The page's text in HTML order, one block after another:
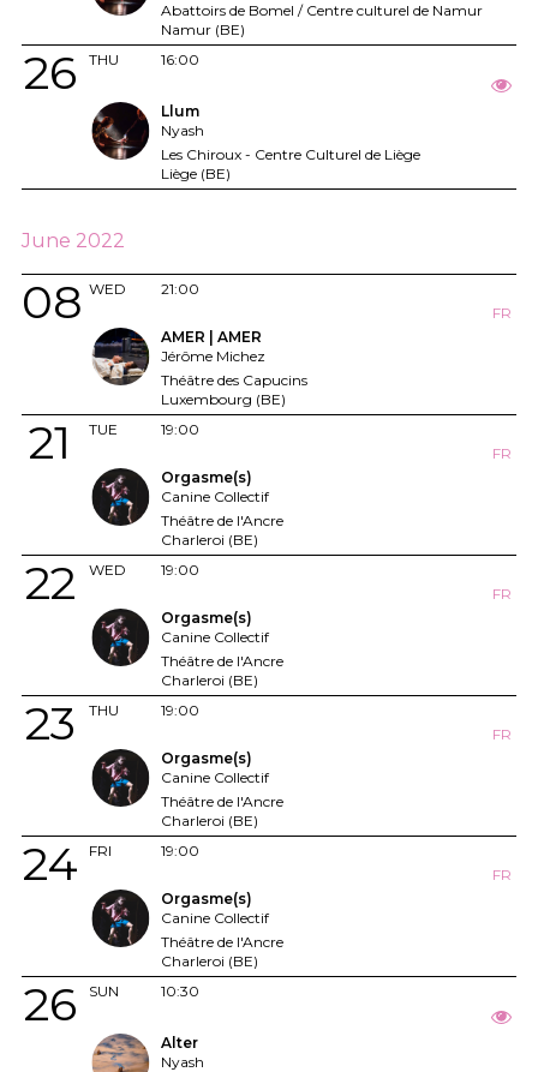
Abattoirs de Bomel / Centre culturel de Namur
Namur (BE)
THU
26 16:00
Llum
Nyash
Les Chiroux - Centre Culturel de Liège
Liège (BE)
June 2022
WED
08
21:00
FR
AMER | AMER
Jérôme Michez
Théâtre des Capucins
Luxembourg (BE)
TUE
21
19:00
FR
Orgasme(s)
Canine Collectif
Théâtre de l'Ancre
Charleroi (BE)
WED
22
19:00
FR
Orgasme(s)
Canine Collectif
Théâtre de l'Ancre
Charleroi (BE)
THU
23
19:00
FR
Orgasme(s)
Canine Collectif
Théâtre de l'Ancre
Charleroi (BE)
FRI
24
19:00
FR
Orgasme(s)
Canine Collectif
Théâtre de l'Ancre
Charleroi (BE)
SUN
26 10:30
Alter
Nyash